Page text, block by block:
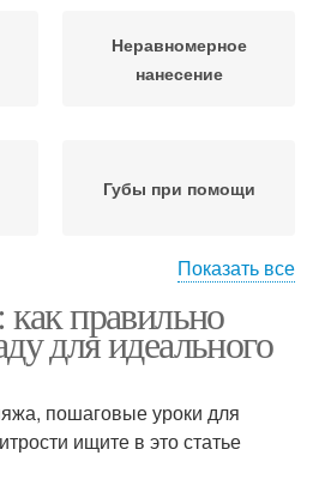
Неравномерное
нанесение
Губы при помощи
Губы с помощью
Помады для губ
Показать все
правильно
для идеального
пошаговые уроки для
ищите в это статье